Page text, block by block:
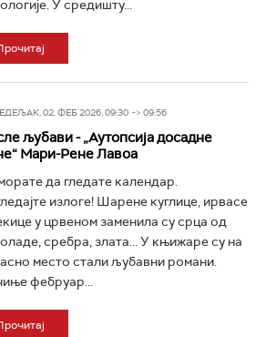
У средишту...
02. ФЕБ 2026, 09:30 -> 09:56
љубави - „Аутопсија досадне
Мари-Рене Лавоа
да гледате календар.
излоге! Шарене куглице, ирвасе
у црвеном заменила су срца од
сребра, злата... У књижаре су на
место стали љубавни романи.
фебруар...